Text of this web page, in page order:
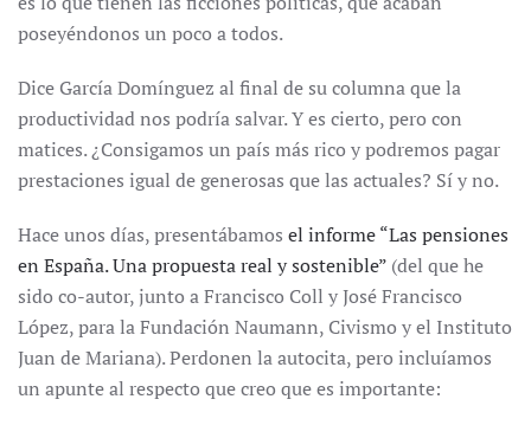
poseyéndonos un poco a todos.
Dice García Domínguez al final de su columna que la
productividad nos podría salvar. Y es cierto, pero con
matices. ¿Consigamos un país más rico y podremos pagar
prestaciones igual de generosas que las actuales? Sí y no.
Hace unos días, presentábamos el informe “Las pensiones
en España. Una propuesta real y sostenible” (del que he
sido co-autor, junto a Francisco Coll y José Francisco
López, para la Fundación Naumann, Civismo y el Instituto
Juan de Mariana). Perdonen la autocita, pero incluíamos
un apunte al respecto que creo que es importante: